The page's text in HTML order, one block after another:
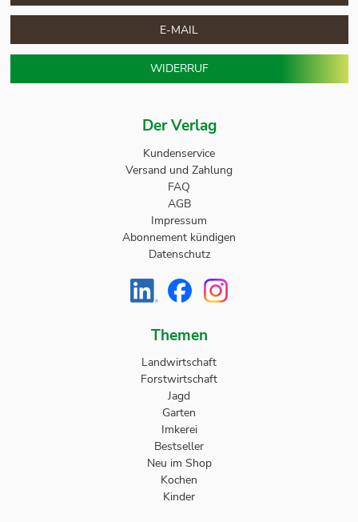
Der Verlag
Kundenservice
Versand und Zahlung
FAQ
AGB
Impressum
Abonnement kündigen
Datenschutz
Themen
Landwirtschaft
Forstwirtschaft
Jagd
Garten
Imkerei
Bestseller
Neu im Shop
Kochen
Kinder
E-MAIL
WIDERRUF